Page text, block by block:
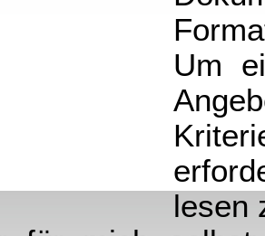
Um
lesen